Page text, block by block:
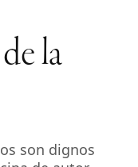
la
son dignos